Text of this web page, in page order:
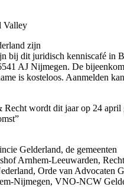
Valley
zijn
bij dit juridisch kenniscafé in
AJ Nijmegen. De
is kosteloos. Aanmelden
wordt dit jaar op 24 april
Gelderland, de gemeenten
Arnhem-Leeuwarden,
Orde van Advocaten
Nijmegen, VNO-NCW